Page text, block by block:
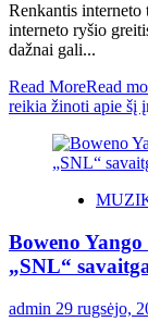
Renkantis interneto
interneto ryšio
dažnai gali...
Read MoreRead
reikia žinoti apie šį
Boweno
„SNL“
admin 29 rugsėjo,